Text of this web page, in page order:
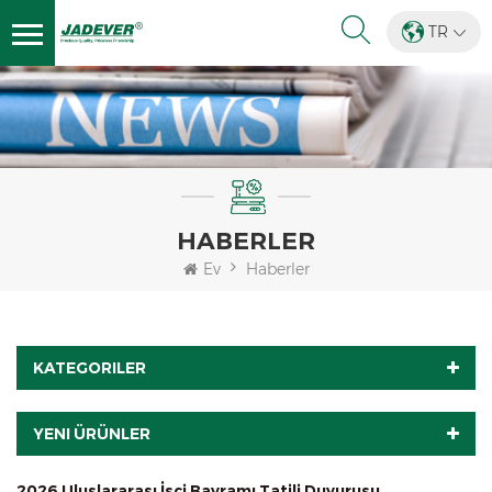
TR
HABERLER
Ev Haberler
KATEGORILER
YENI ÜRÜNLER